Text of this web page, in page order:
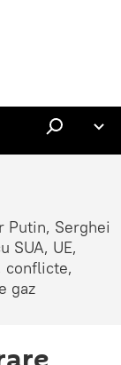
Putin, Serghei
SUA, UE,
conflicte,
gaz